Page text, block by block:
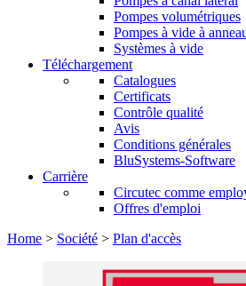
Pompes volumétriques
Pompes à vide à
Systèmes à vide
Téléchargement
Catalogues
Certificats
Contrôle qualité
Avis
Conditions générales
BluSystems-Software
Carrière
Circutec comme
Offres d'emploi
Home > Société > Plan d'accès